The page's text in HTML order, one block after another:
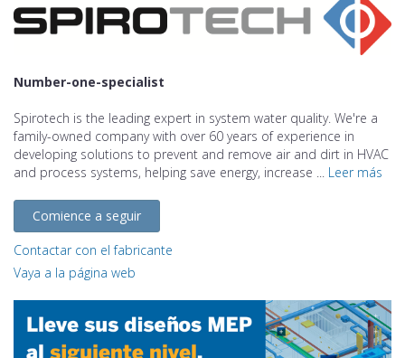
Number-one-specialist
Spirotech is the leading expert in system water quality. We're a
family-owned company with over 60 years of experience in
developing solutions to prevent and remove air and dirt in HVAC
and process systems, helping save energy, increase ... Leer más
Comience a seguir
Contactar con el fabricante
Vaya a la página web